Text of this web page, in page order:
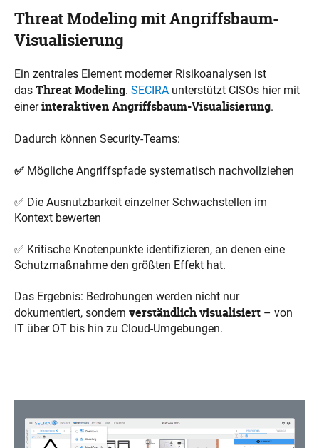
Threat Modeling mit Angriffsbaum-
Visualisierung
Ein zentrales Element moderner Risikoanalysen ist
das Threat Modeling. SECIRA unterstützt CISOs hier mit
einerinteraktiven Angriffsbaum-Visualisierung.
Dadurch können Security-Teams:
✅ Mögliche Angriffspfade systematisch nachvollziehen
✅ Die Ausnutzbarkeit einzelner Schwachstellen im
Kontext bewerten
✅ Kritische Knotenpunkte identifizieren, an denen eine
Schutzmaßnahme den größten Effekt hat.
Das Ergebnis: Bedrohungen werden nicht nur
dokumentiert, sondern verständlich visualisiert – von
IT über OT bis hin zu Cloud-Umgebungen.